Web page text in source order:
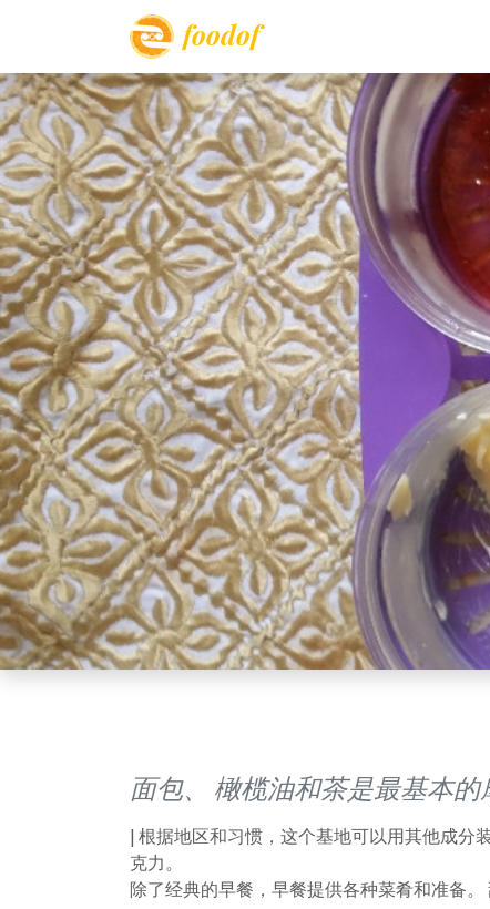
foodof
面包、 橄榄油和茶是最基本
| 根据地区和习惯，这个基地可以用其他成
克力。
除了经典的早餐，早餐提供各种菜肴和准备。